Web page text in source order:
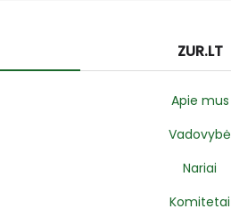
ZUR.LT
Apie mus
Vadovybė
Nariai
Komitetai